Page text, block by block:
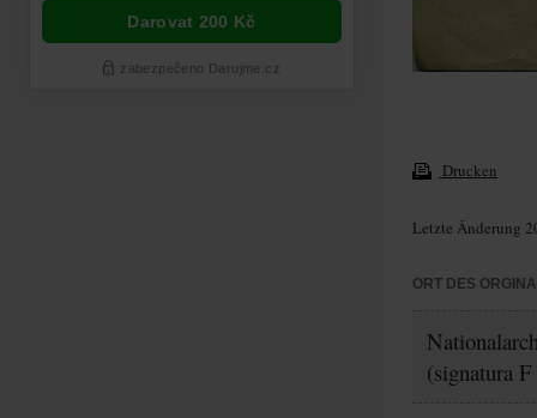
Drucken
Letzte Änderung
ORT DES
(signatura